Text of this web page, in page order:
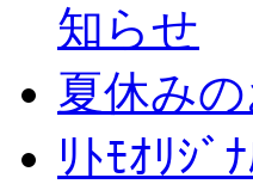
知らせ
夏休み
ﾘﾄﾓｵﾘｼﾞ